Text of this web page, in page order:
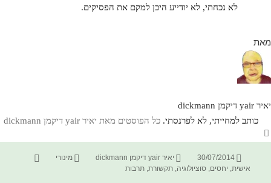
לא נכחתי, לא יודייע היכן למקם את הפסיקים.
מאת
יאיר yair דיקמן dickmann
כותב למחייתי, לא לפרנסתי. כל הפוסטים מאת יאיר yair דיקמן dickmann‏
פורסם
בתאריך
30/07/2014 מחבר
יאיר yair דיקמן dickmann קטגוריות
מינורי
אישית, יחסים,סוציולוגיה,תקשורת,תרבות